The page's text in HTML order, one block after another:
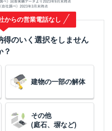
からの営業電話なし
のいく選択をしません
？
建物の一部の解体
その他
(庭石、塀など)